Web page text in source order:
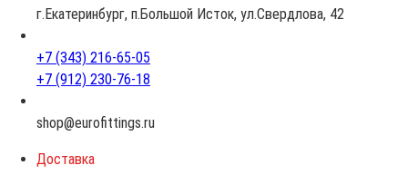
г.Екатеринбург, п.Большой Исток, ул.Свердлова, 42
+7 (343) 216-65-05
+7 (912) 230-76-18
shop@eurofittings.ru
Доставка